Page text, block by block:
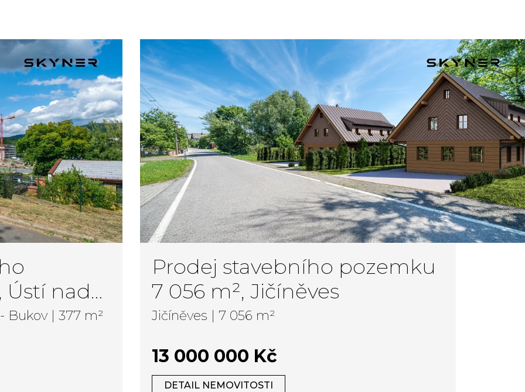
Ústí nad
Bukov | 377 m²
Prodej stavebního pozemku
7 056 m², Jičíněves
Jičíněves | 7 056 m²
13 000 000 Kč
DETAIL NEMOVITOSTI